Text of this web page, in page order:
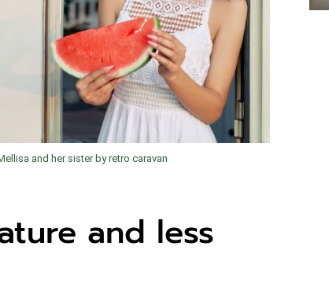
and her sister by retro caravan
and less